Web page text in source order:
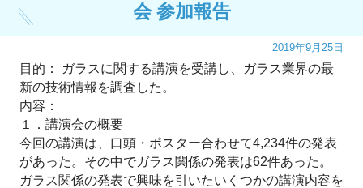
会 参加報告
2019年9月25日
目的： ガラスに関する講演を受講し、ガラス業界の最
新の技術情報を調査した。
内容：
１．講演会の概要
今回の講演は、口頭・ポスター合わせて4,234件の発表
があった。その中でガラス関係の発表は62件あった。
ガラス関係の発表で興味を引いたいくつかの講演内容を